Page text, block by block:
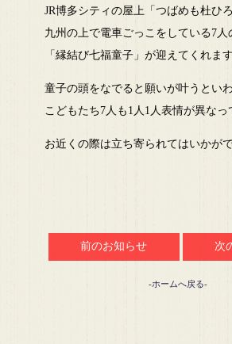
JR博多シティの屋上「つばめも杜ひ
九州の上で電車ごっこをしている7人
「縁結び七福童子」が迎えてくれます
童子の頭をなでると願いが叶うとい
こどもたち7人も1人1人表情が異なっ
お近くの際は立ち寄られてはいかが
前のお知らせ 次
-ホームへ戻る-